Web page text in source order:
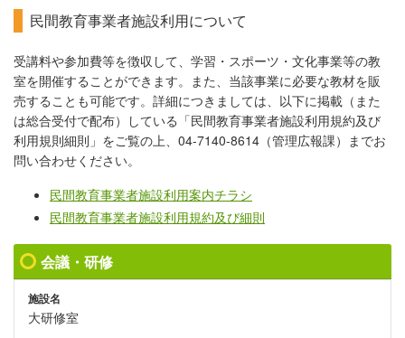
民間教育事業者施設利用について
受講料や参加費等を徴収して、学習・スポーツ・文化事業等の教
室を開催することができます。また、当該事業に必要な教材を販
売することも可能です。詳細につきましては、以下に掲載（また
は総合受付で配布）している「民間教育事業者施設利用規約及び
利用規則細則」をご覧の上、04-7140-8614（管理広報課）までお
問い合わせください。
民間教育事業者施設利用案内チラシ
民間教育事業者施設利用規約及び細則
会議・研修
施設名
大研修室